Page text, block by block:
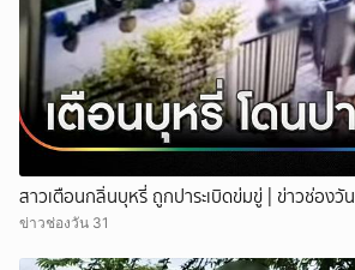
สาวเตือนกลิ่นบุหรี่ ถูกปาระเบิดข่มขู่ | ข่าวช่องวัน
ข่าวช่องวัน 31